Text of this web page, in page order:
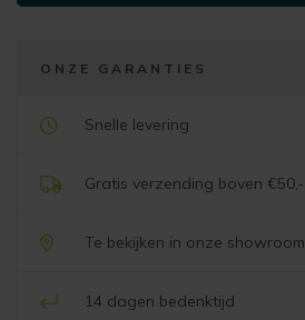
ONZE GARANTIES
Snelle levering
Gratis verzending boven €50,-
Te bekijken in onze showroom
14 dagen bedenktijd